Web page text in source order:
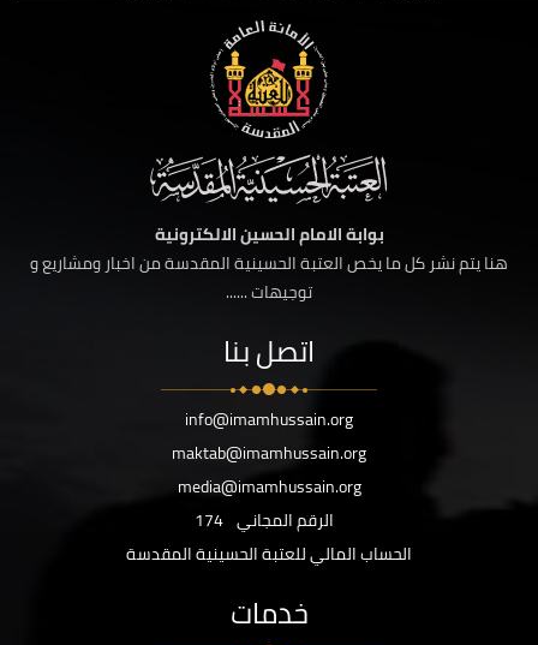
بوابة الامام الحسين الالكترونية
هنا يتم نشر كل ما يخص العتبة الحسينية المقدسة من اخبار ومشاريع و
توجيهات ......
اتصل بنا
info@imamhussain.org
maktab@imamhussain.org
media@imamhussain.org
الرقم المجاني 174
الحساب المالي للعتبة الحسينية المقدسة
خدمات